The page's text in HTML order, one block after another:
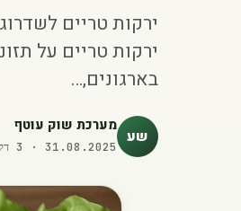
ירקות טריים
ירקות טריים על
בארגונים,…
שע מערכת שוק עוטף
31.08.2025
·
3